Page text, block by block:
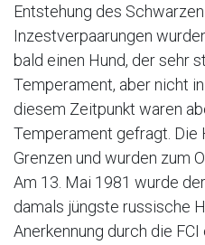
Entstehung des
Inzestverpaarungen
bald einen Hund, der sehr
Temperament, aber nicht
diesem Zeitpunkt waren
Temperament gefragt. Die
Grenzen und wurden zum
Am 13. Mai 1981 wurde
damals jüngste russische
Anerkennung durch die